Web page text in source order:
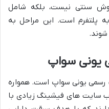
سنتی نیست، بلکه شامل
پلتفرم است. این مراحل به
شوند.
یونی سواپ
یونی سواپ است. همواره
سایت های فیشینگ زیادی با